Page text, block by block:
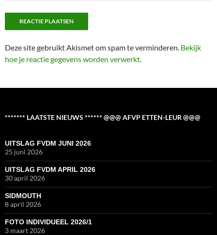
Deze site gebruikt Akismet om spam te verminderen. Bekijk
hoe je reactie gegevens worden verwerkt
******* LAATSTE NIEUWS ****** @@@ AFVP ETTEN-LEUR @@@
UITSLAG FVDM JUNI 2026
25 juni 2026
UITSLAG FVDM APRIL 2026
30 april 2026
SIDMOUTH
8 april 2026
FOTO INDIVIDUEEL 2026/1
3 maart 2026